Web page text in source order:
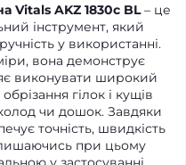
Vitals AKZ 1830c BL– це
інструмент, який
у використанні.
вона демонструє
виконувати широкий
гілок і кущів
чи дошок. Завдяки
точність, швидкість
при цьому